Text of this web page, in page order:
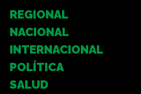
REGIONAL
NACIONAL
INTERNACIONAL
POLÍTICA
SALUD